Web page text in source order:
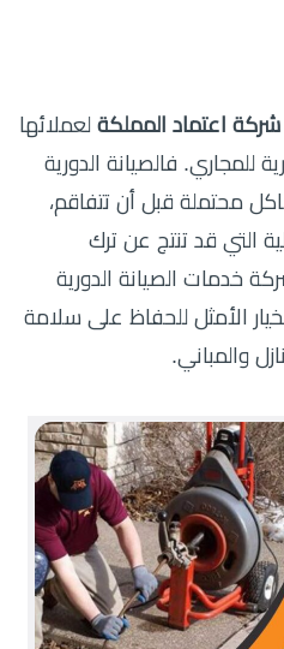
شركة اعتماد المملكة لعملائها
للمجاري. فالصيانة الدورية
محتملة قبل أن تتفاقم،
التي قد تنتج عن ترك
خدمات الصيانة الدورية
الأمثل للحفاظ على سلامة
والمباني.